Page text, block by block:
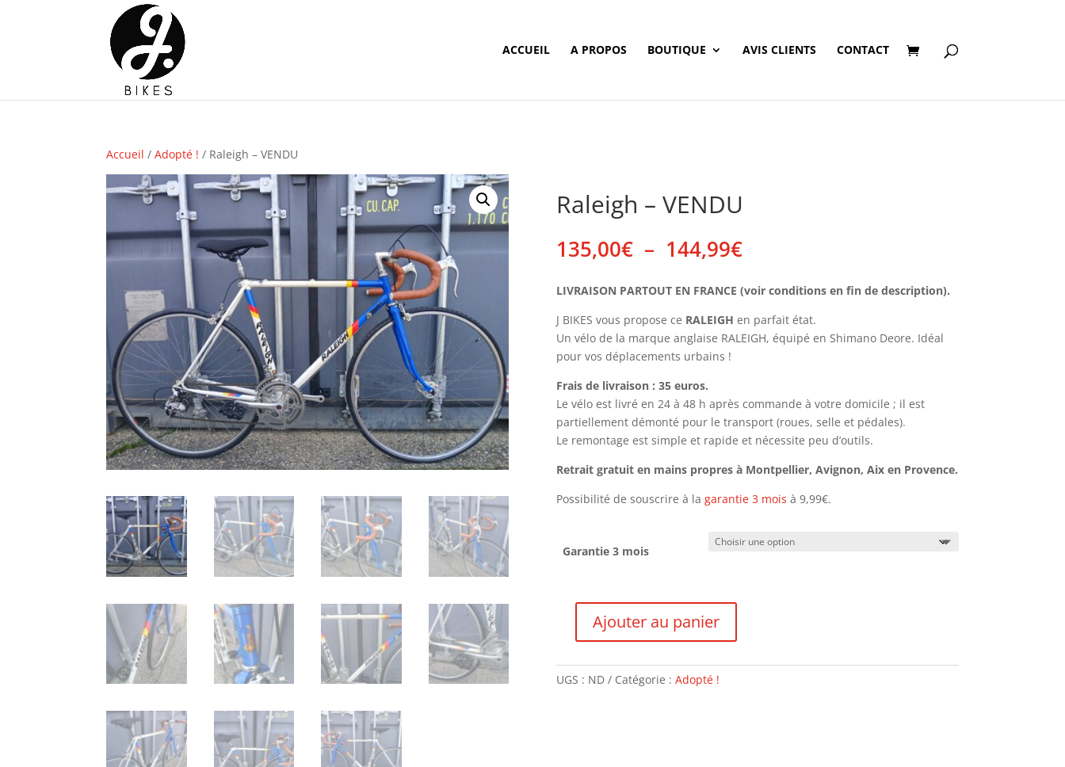
ACCUEIL A PROPOS BOUTIQUE AVIS CLIENTS CONTACT
Accueil /Adopté ! / Raleigh – VENDU
Raleigh – VENDU
135,00€ – 144,99€Plage
de
prix :
135,00€
à
144,99€
LIVRAISON PARTOUT EN FRANCE (voir conditions en fin de description).
J BIKES vous propose ce RALEIGH en parfait état.
Un vélo de la marque anglaise RALEIGH, équipé en Shimano Deore. Idéal
pour vos déplacements urbains !
Frais de livraison : 35 euros.
Le vélo est livré en 24 à 48 h après commande à votre domicile ; il est
partiellement démonté pour le transport (roues, selle et pédales).
Le remontage est simple et rapide et nécessite peu d’outils.
Retrait gratuit en mains propres à Montpellier, Avignon, Aix en Provence.
Possibilité de souscrire à la garantie 3 mois à 9,99€.
Garantie 3 mois
quantité
Raleigh
-
Ajouter au panier
UGS : ND Catégorie : Adopté !